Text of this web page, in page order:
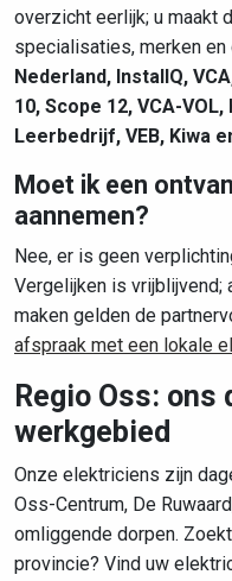
overzicht eerlijk; u maakt
specialisaties, merken
Nederland, InstallQ,
10, Scope 12, VCA-
Leerbedrijf, VEB, Kiwa
Moet ik een
aannemen?
Nee, er is geen
Vergelijken is vrijblijvend;
maken gelden de
afspraak met een lokale
Regio Oss: ons
werkgebied
Onze elektriciens zijn
Oss-Centrum, De
omliggende dorpen.
provincie? Vind uw